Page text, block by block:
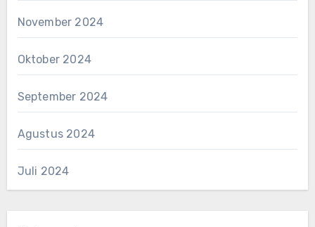
November 2024
Oktober 2024
September 2024
Agustus 2024
Juli 2024